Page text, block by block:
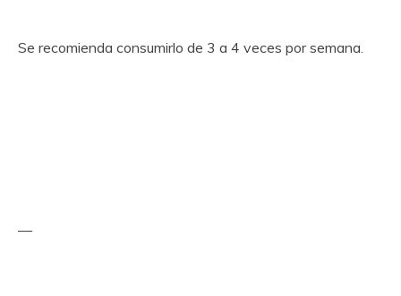
Se recomienda consumirlo de 3 a 4 veces por semana.
—